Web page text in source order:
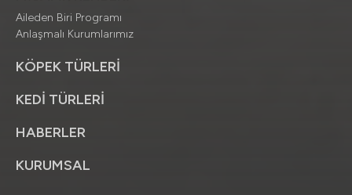
Aileden Biri Programı
Anlaşmalı Kurumlarımız
KÖPEK TÜRLERİ
KEDİ TÜRLERİ
HABERLER
KURUMSAL